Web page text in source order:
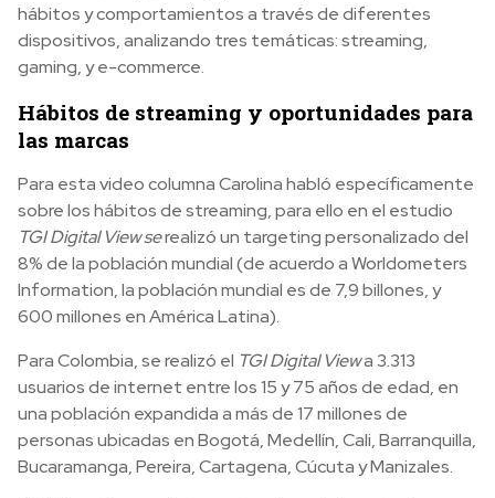
hábitos y comportamientos a través de diferentes
dispositivos, analizando tres temáticas: streaming,
gaming, y e-commerce.
Hábitos de streaming y oportunidades para
las marcas
Para esta video columna Carolina habló específicamente
sobre los hábitosde streaming, para ello en el estudio
TGI Digital View serealizó un targeting personalizado del
8% de la población mundial (de acuerdo a Worldometers
Information, la población mundial es de 7,9 billones, y
600 millones en América Latina).
Para Colombia, se realizó el TGI Digital Viewa 3.313
usuarios de internet entre los 15 y 75 años de edad, en
una población expandida a más de 17 millones de
personas ubicadas en Bogotá, Medellín, Cali, Barranquilla,
Bucaramanga, Pereira, Cartagena, Cúcuta y Manizales.